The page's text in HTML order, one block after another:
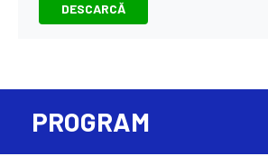
DESCARCĂ
PROGRAM